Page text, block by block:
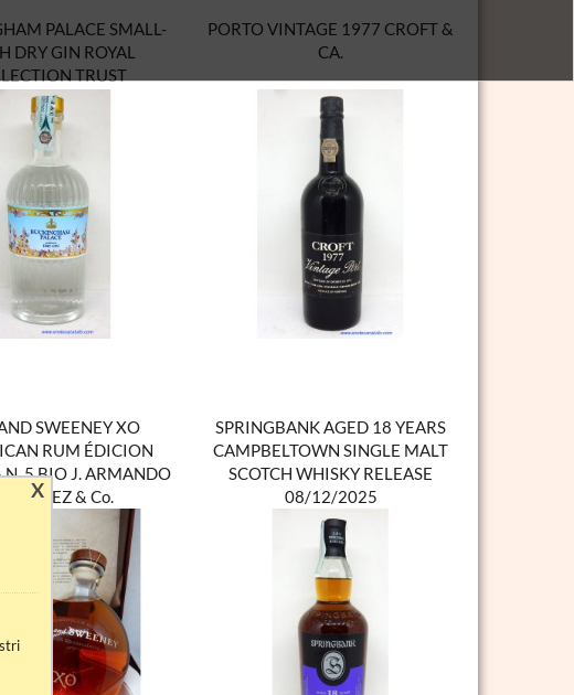
PALACE SMALL-
DRY GIN ROYAL
TRUST
PORTO VINTAGE 1977 CROFT &
CA.
SWEENEY XO
RUM ÉDICION
5 BIO J. ARMANDO
& Co.
SPRINGBANK AGED 18 YEARS
CAMPBELTOWN SINGLE MALT
SCOTCH WHISKY RELEASE
08/12/2025
X